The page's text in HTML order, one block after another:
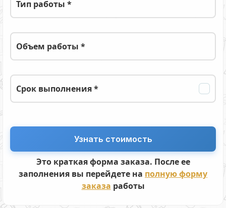
Тип работы *
Объем работы *
Срок выполнения *
Это краткая форма заказа. После ее
заполнения вы перейдете на полную форму
заказа работы